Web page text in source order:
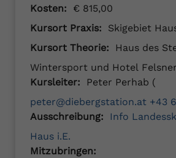
Kosten:
€ 815,00
Kursort Praxis:
Skigebiet
Kursort Theorie:
Haus des
Wintersport und Hotel
Kursleiter:
Peter Perhab (
peter@diebergstation.at +43
Ausschreibung:
Info
Haus i.E.
Mitzubringen: